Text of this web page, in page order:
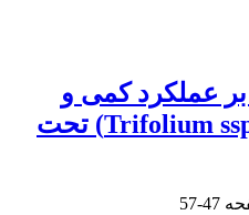
بر عملکرد کمی و
کیفی گونه‌های شبدر (Trifolium ssp) تحت
47-57